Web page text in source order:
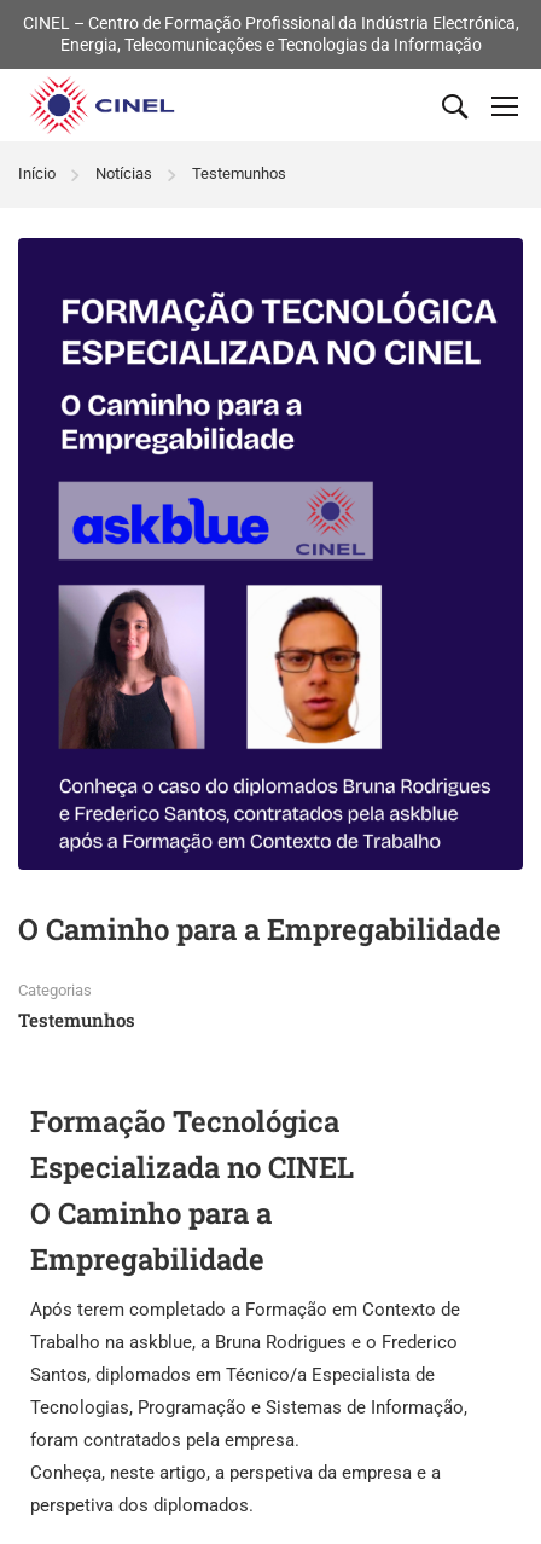
CINEL – Centro de Formação Profissional da Indústria Electrónica,
Energia, Telecomunicações e Tecnologias da Informação
Início Notícias Testemunhos
O Caminho para a Empregabilidade
Categorias
Testemunhos
Formação Tecnológica
Especializada no CINEL
O Caminho para a
Empregabilidade
Após terem completado a Formação em Contexto de
Trabalho na askblue, a Bruna Rodrigues e o Frederico
Santos, diplomados em Técnico/a Especialista de
Tecnologias, Programação e Sistemas de Informação,
foram contratados pela empresa.
Conheça, neste artigo, a perspetiva da empresa e a
perspetiva dos diplomados.